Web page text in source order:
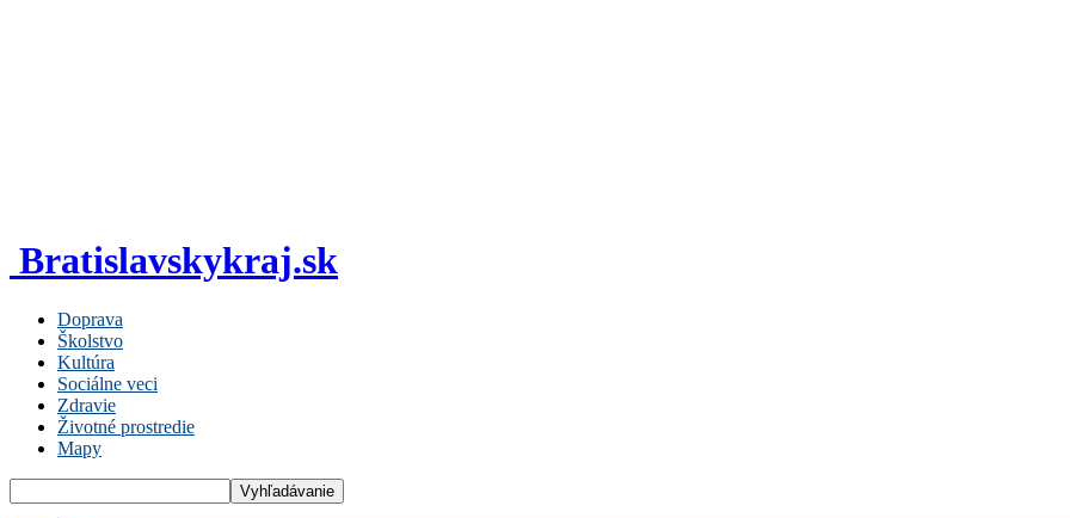
Bratislavskykraj.sk
Doprava
Školstvo
Kultúra
Sociálne veci
Zdravie
Životné prostredie
Mapy